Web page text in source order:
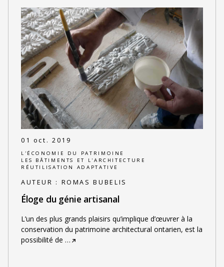
01 oct. 2019
L'ÉCONOMIE DU PATRIMOINE
LES BÂTIMENTS ET L'ARCHITECTURE
RÉUTILISATION ADAPTATIVE
AUTEUR : ROMAS BUBELIS
Éloge du génie artisanal
L’un des plus grands plaisirs qu’implique d’œuvrer à la
conservation du patrimoine architectural ontarien, est la
possibilité de …